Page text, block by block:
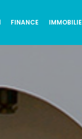
FINANCE